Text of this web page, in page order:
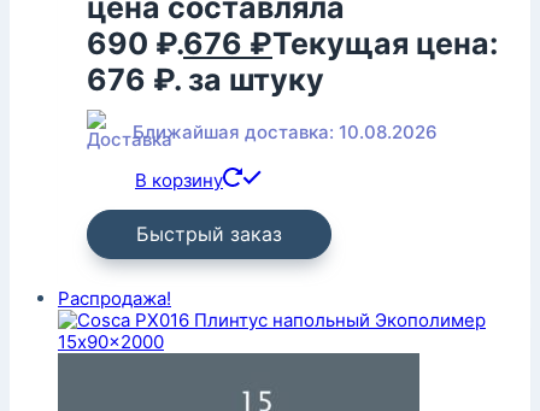
цена составляла
690 ₽.676 ₽Текущая цена:
676 ₽. за штуку
Ближайшая доставка: 10.08.2026
В корзину
Быстрый заказ
Распродажа!